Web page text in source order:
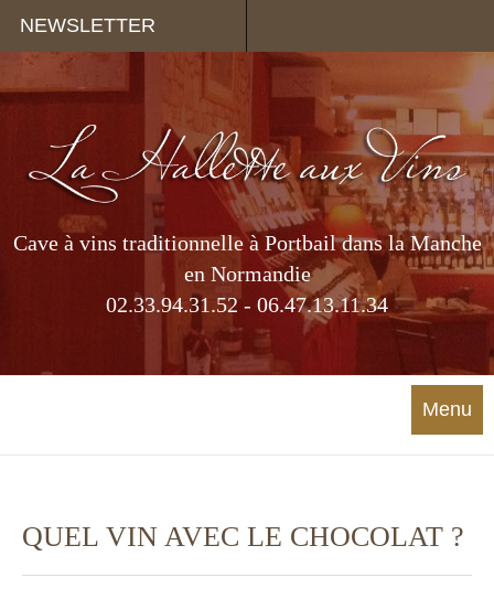
NEWSLETTER
Cave à vins traditionnelle à Portbail dans la Manche
en Normandie
02.33.94.31.52 - 06.47.13.11.34
Menu
QUEL VIN AVEC LE CHOCOLAT ?
Panneau de gestion des cookies